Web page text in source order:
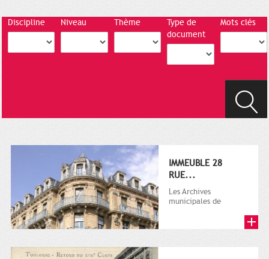
Discipline Niveau Thème
Type de
document
Mots clés
IMMEUBLE 28
RUE...
Les Archives
municipales de
en valeur et...